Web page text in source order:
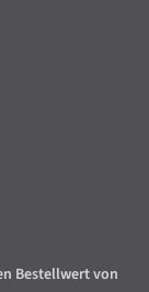
Bestellwert von